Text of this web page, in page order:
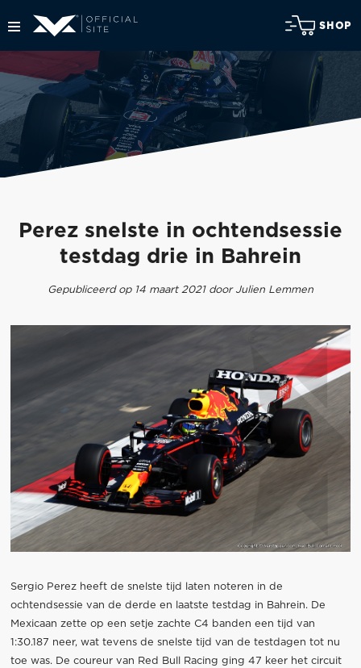
SHOP
Perez snelste in ochtendsessie
testdag drie in Bahrein
Gepubliceerd op 14 maart 2021 door Julien Lemmen
Sergio Perez heeft de snelste tijd laten noteren in de
ochtendsessie van de derde en laatste testdag in Bahrein. De
Mexicaan zette op een setje zachte C4 banden een tijd van
1:30.187 neer, wat tevens de snelste tijd van de testdagen tot nu
toe was. De coureur van Red Bull Racing ging 47 keer het circuit